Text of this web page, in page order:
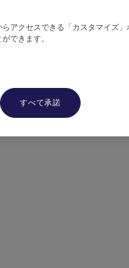
アクセスできる「カスタマイズ」
できます。
すべて承諾